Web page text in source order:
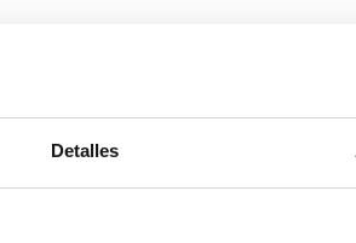
Detalles
Gainza
Tipo de